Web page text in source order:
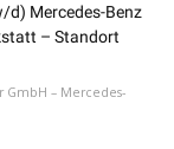
Mercedes-Benz
– Standort
GmbH – Mercedes-